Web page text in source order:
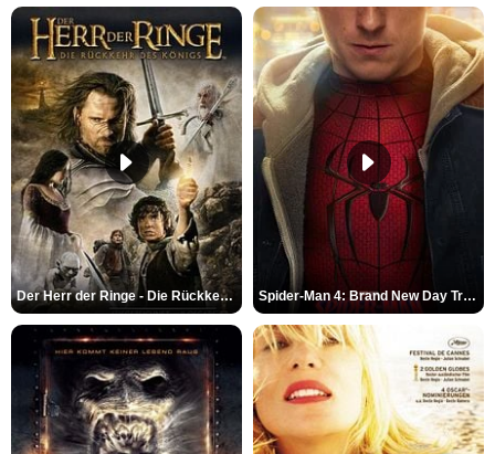
Der Herr der Ringe - Die Rückkehr des Königs Trailer OV Spider-Man 4: Brand New Day Trailer (3) DF